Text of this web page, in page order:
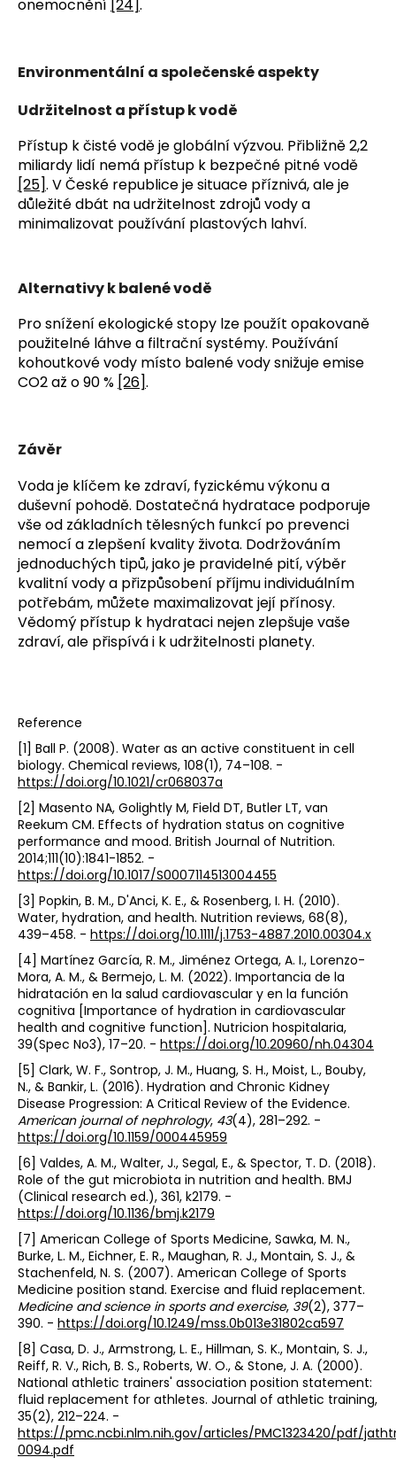
onemocnění [24] .
Environmentální a společenské aspekty
Udržitelnost a přístup k vodě
Přístup k čisté vodě je globální výzvou. Přibližně 2,2
[25]. V České republice je situace příznivá, ale je
důležité dbát na udržitelnost zdrojů vody a
minimalizovat používání plastových lahví.
Alternativy k balené vodě
Pro snížení ekologické stopy lze použít opakovaně
použitelné láhve a filtrační systémy. Používání
kohoutkové vody místo balené vody snižuje emise
CO2 až o 90 % [26].
Závěr
Voda je klíčem ke zdraví, fyzickému výkonu a
duševní pohodě. Dostatečná hydratace podporuje
vše od základních tělesných funkcí po prevenci
nemocí a zlepšení kvality života. Dodržováním
jednoduchých tipů, jako je pravidelné pití, výběr
kvalitní vody a přizpůsobení příjmu individuálním
potřebám, můžete maximalizovat její přínosy.
Vědomý přístup k hydrataci nejen zlepšuje vaše
zdraví, ale přispívá i k udržitelnosti planety.
Reference
[1] Ball P. (2008). Water as an active constituent in cell
biology. Chemical reviews, 108(1), 74–108. -
https://doi.org/10.1021/cr068037a
[2] Masento NA, Golightly M, Field DT, Butler LT, van
Reekum CM. Effects of hydration status on cognitive
performance and mood. British Journal of Nutrition.
2014;111(10):1841-1852. -
https://doi.org/10.1017/S0007114513004455
[3] Popkin, B. M., D'Anci, K. E., & Rosenberg, I. H. (2010).
Water, hydration, and health. Nutrition reviews, 68(8),
439–458. - https://doi.org/10.1111/j.1753-4887.2010.00304.x
[4] Martínez García, R. M., Jiménez Ortega, A. I., Lorenzo-
Mora, A. M., & Bermejo, L. M. (2022). Importancia de la
hidratación en la salud cardiovascular y en la función
cognitiva [Importance of hydration in cardiovascular
health and cognitive function]. Nutricion hospitalaria,
39(Spec No3), 17–20. - https://doi.org/10.20960/nh.04304
[5] Clark, W. F., Sontrop, J. M., Huang, S. H., Moist, L., Bouby,
N., & Bankir, L. (2016). Hydration and Chronic Kidney
Disease Progression: A Critical Review of the Evidence.
American journal of nephrology, 43(4), 281–292. -
https://doi.org/10.1159/000445959
[6] Valdes, A. M., Walter, J., Segal, E., & Spector, T. D. (2018).
Role of the gut microbiota in nutrition and health. BMJ
(Clinical research ed.), 361, k2179. -
https://doi.org/10.1136/bmj.k2179
[7] American College of Sports Medicine, Sawka, M. N.,
Burke, L. M., Eichner, E. R., Maughan, R. J., Montain, S. J., &
Stachenfeld, N. S. (2007). American College of Sports
Medicine position stand. Exercise and fluid replacement.
Medicine and science in sports and exercise, 39(2), 377–
390. - https://doi.org/10.1249/mss.0b013e31802ca597
[8] Casa, D. J., Armstrong, L. E., Hillman, S. K., Montain, S. J.,
Reiff, R. V., Rich, B. S., Roberts, W. O., & Stone, J. A. (2000).
National athletic trainers' association position statement:
fluid replacement for athletes. Journal of athletic training,
35(2), 212–224. -
https://pmc.ncbi.nlm.nih.gov/articles/PMC1323420/pdf/
0094.pdf